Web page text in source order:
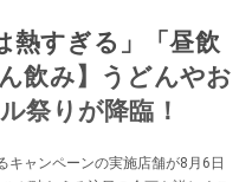
熱すぎる」「昼飲
飲み】うどんやお
祭りが降臨！
キャンペーンの実施店舗が8月6日